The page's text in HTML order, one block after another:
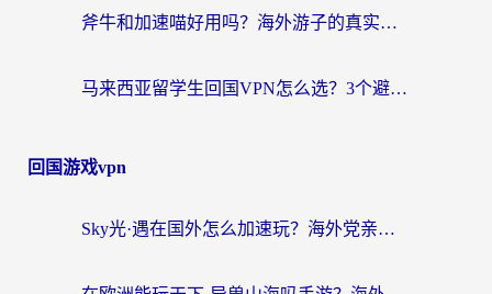
斧牛和加速喵好用吗？海外游子的真实选择困境
马来西亚留学生回国VPN怎么选？3个避坑点+1款实测好用的加速器推荐
回国游戏vpn
Sky光·遇在国外怎么加速玩？海外党亲测有效的国服游戏加速指南